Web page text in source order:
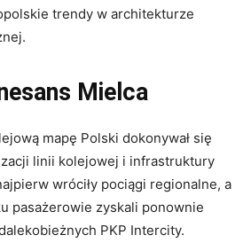
trendy w architekturze
Mielca
mapę Polski dokonywał się
linii kolejowej i infrastruktury
wróciły pociągi regionalne, a
pasażerowie zyskali ponownie
PKP Intercity.